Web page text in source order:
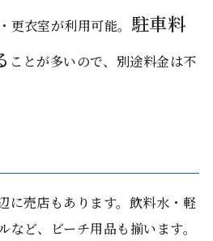
衣室が利用可能。 駐車料
ことが多いので、別途料金は不
に売店もあります。飲料水・軽
ど、ビーチ用品も揃います。